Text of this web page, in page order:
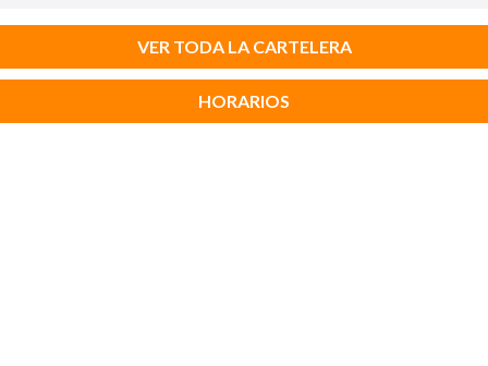
VER TODA LA CARTELERA
HORARIOS